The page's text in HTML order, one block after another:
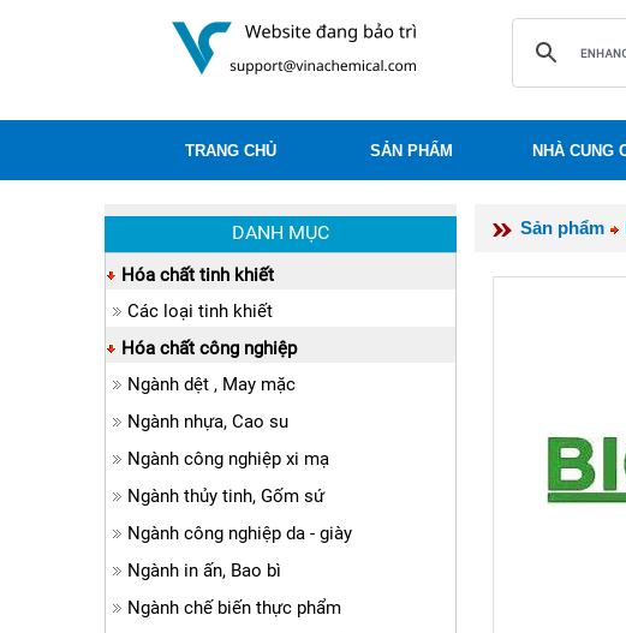
TRANG CHỦ SẢN PHẨM NHÀ CUNG
Sản phẩm
DANH MỤC
Hóa chất tinh khiết
Các loại tinh khiết
Hóa chất công nghiệp
Ngành dệt , May mặc
Ngành nhựa, Cao su
Ngành công nghiệp xi mạ
Ngành thủy tinh, Gốm sứ
Ngành công nghiệp da - giày
Ngành in ấn, Bao bì
Ngành chế biến thực phẩm